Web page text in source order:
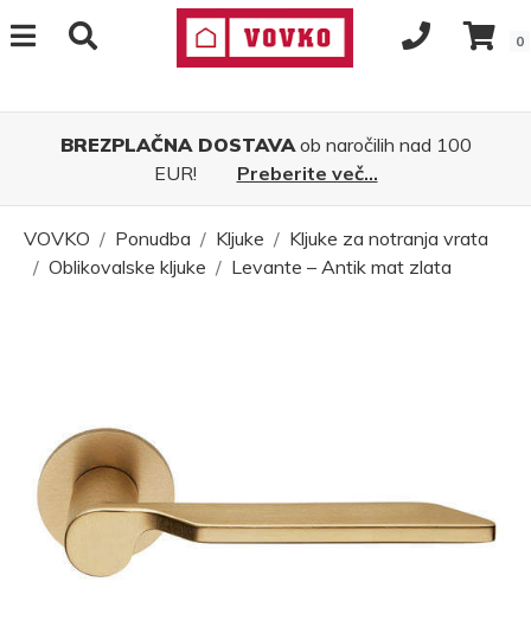
0
BREZPLAČNA DOSTAVAob naročilih nad 100
EUR!
Preberite več...
VOVKO Ponudba Kljuke
Kljuke za notranja vrata
Oblikovalske kljuke
Levante – Antik mat zlata